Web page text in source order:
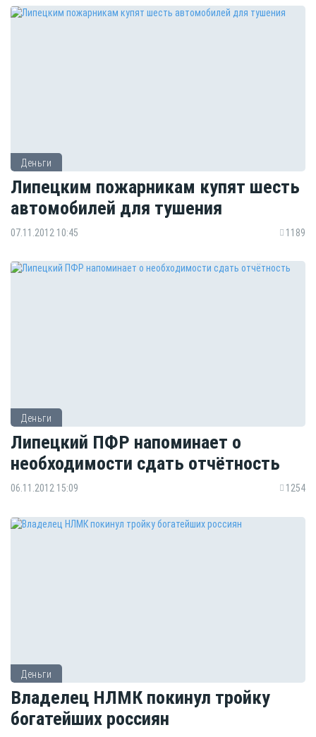
Деньги
Липецким пожарникам купят шесть
автомобилей для тушения
07.11.2012 10:45 1189
Деньги
Липецкий ПФР напоминает о
необходимости сдать отчётность
06.11.2012 15:09 1254
Деньги
Владелец НЛМК покинул тройку
богатейших россиян